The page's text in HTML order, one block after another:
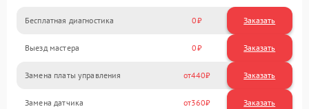
Бесплатная диагностика 0 Заказать
Выезд мастера 0 Заказать
Замена платы управления 440
Замена датчика 360